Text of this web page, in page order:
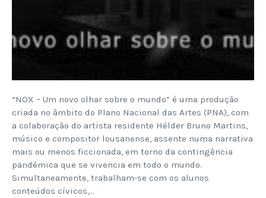
“NOX – Um novo olhar sobre o mundo” é uma produção
criada no âmbito do Plano Nacional das Artes (PNA), com
a colaboração do artista residente Hélder Bruno Martins,
músico e compositor lousanense, assente numa narrativa
mais ou menos ficcionada, em torno da contingência
pandémica que se vivencia em todo o mundo.
Simultaneamente, trabalham-se com os alunos
conteúdos cívicos,…